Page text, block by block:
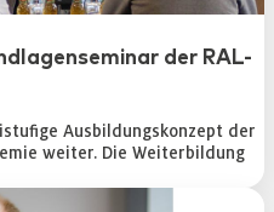
der RAL-
Ausbildungskonzept der
weiter. Die Weiterbildung